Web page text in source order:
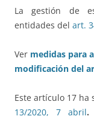
La gestión de
entidades del art.
Ver medidas para
modificación del
Este artículo 17 ha
13/2020, 7 abril.